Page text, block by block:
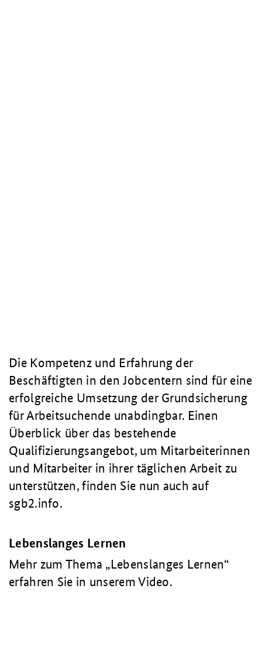
Die Kompetenz und Erfahrung der
Beschäftigten in den Jobcentern sind für eine
erfolgreiche Umsetzung der Grundsicherung
für Arbeitsuchende unabdingbar. Einen
Überblick über das bestehende
Qualifizierungsangebot, um Mitarbeiterinnen
und Mitarbeiter in ihrer täglichen Arbeit zu
unterstützen, finden Sie nun auch auf
sgb2.info.
Lebenslanges Lernen
Mehr zum Thema „Lebenslanges Lernen“
erfahren Sie in unserem Video.